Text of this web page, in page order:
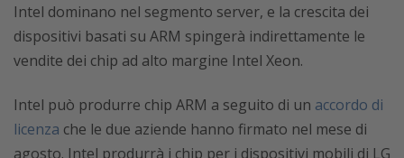
Intel dominano nel segmento server, e la crescita dei
dispositivi basati su ARM spingerà indirettamente le
vendite dei chip ad alto margine Intel Xeon.
Intel può produrre chip ARM a seguito di un accordo di
licenza che le due aziende hanno firmato nel mese di
agosto. Intel produrrà i chip per i dispositivi mobili di LG